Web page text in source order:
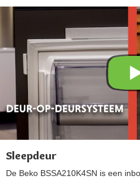
Sleepdeur
De Beko BSSA210K4SN is een